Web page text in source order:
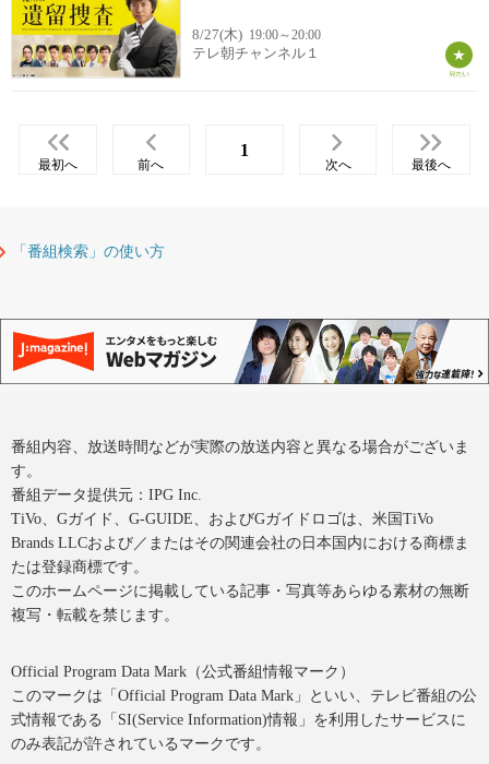
8/27(木) 19:00～20:00
テレ朝チャンネル１
最初へ 前へ
1
次へ 最後へ
「番組検索」の使い方
番組内容、放送時間などが実際の放送内容と異なる場合がございま
す。
番組データ提供元：IPG Inc.
TiVo、Gガイド、G-GUIDE、およびGガイドロゴは、米国TiVo
Brands LLCおよび／またはその関連会社の日本国内における商標ま
たは登録商標です。
このホームページに掲載している記事・写真等あらゆる素材の無断
複写・転載を禁じます。
Official Program Data Mark（公式番組情報マーク）
このマークは「Official Program Data Mark」といい、テレビ番組の公
式情報である「SI(Service Information)情報」を利用したサービスに
のみ表記が許されているマークです。